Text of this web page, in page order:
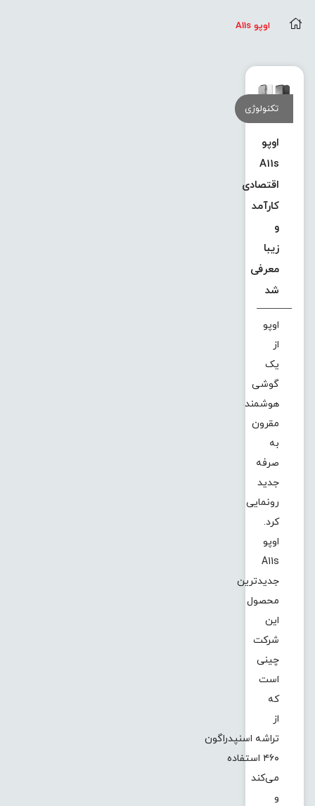
اوپو A11s
تکنولوژی
اوپو
A11s
اقتصادی
کارآمد
و
زیبا
معرفی
شد
اوپو
از
یک
گوشی
هوشمند
مقرون
به
صرفه
جدید
رونمایی
کرد.
اوپو
A11s
جدیدترین
محصول
این
شرکت
چینی
است
که
از
تراشه اسنپدراگون
۴۶۰ استفاده
می‌کند
و